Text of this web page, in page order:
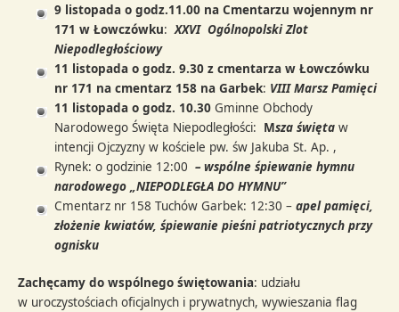
9 listopada o godz.11.00 na Cmentarzu wojennym nr
171 w Łowczówku: XXVI Ogólnopolski Zlot
Niepodległościowy
11 listopada o godz. 9.30 z cmentarza w Łowczówku
nr 171 na cmentarz 158 na Garbek: VIII Marsz Pamięci
11 listopada o godz. 10.30 Gminne Obchody
Narodowego Święta Niepodległości: Msza świętaw
intencji Ojczyzny w kościele pw. św Jakuba St. Ap. ,
Rynek: o godzinie 12:00 – wspólne śpiewanie hymnu
narodowego „NIEPODLEGŁA DO HYMNU”
Cmentarz nr 158 Tuchów Garbek: 12:30 – apel pamięci,
złożenie kwiatów, śpiewanie pieśni patriotycznych przy
ognisku
Zachęcamy do wspólnego świętowania: udziału
w uroczystościach oficjalnych i prywatnych, wywieszania flag